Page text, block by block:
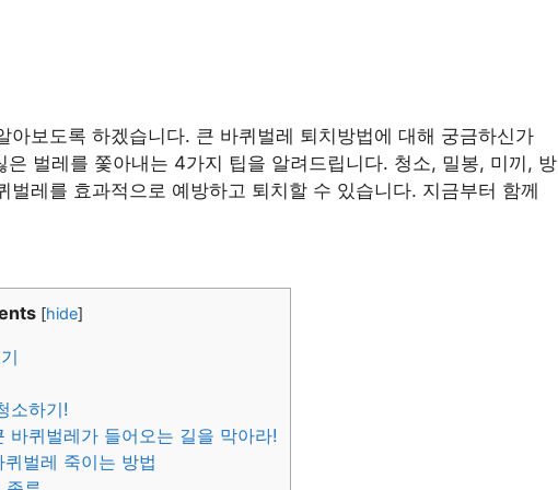
아보도록 하겠습니다. 큰 바퀴벌레 퇴치방법에 대해 궁금하신가
은 벌레를 쫓아내는 4가지 팁을 알려드립니다. 청소, 밀봉, 미끼, 방
벌레를 효과적으로 예방하고 퇴치할 수 있습니다. 지금부터 함께
[hide]
소하기!
바퀴벌레가 들어오는 길을 막아라!
벌레 죽이는 방법